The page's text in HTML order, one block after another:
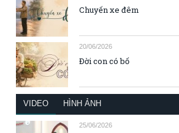
Chuyến xe đêm
20/06/2026
Đời con có bố
VIDEO HÌNH ẢNH
25/06/2026